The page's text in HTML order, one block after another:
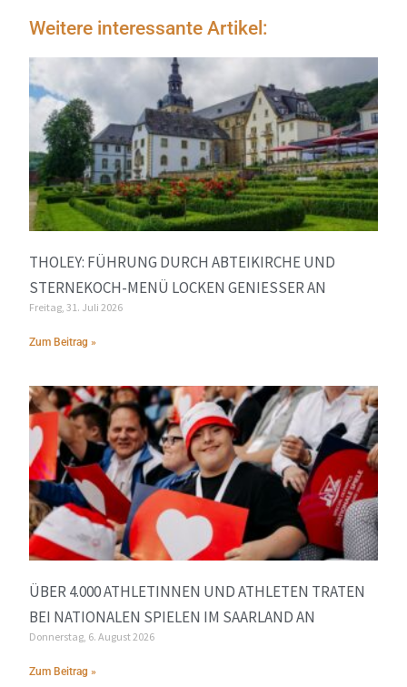
Weitere interessante Artikel:
THOLEY: FÜHRUNG DURCH ABTEIKIRCHE UND
STERNEKOCH-MENÜ LOCKEN GENIESSER AN
Freitag, 31. Juli 2026
Zum Beitrag »
ÜBER 4.000 ATHLETINNEN UND ATHLETEN TRATEN
BEI NATIONALEN SPIELEN IM SAARLAND AN
Donnerstag, 6. August 2026
Zum Beitrag »